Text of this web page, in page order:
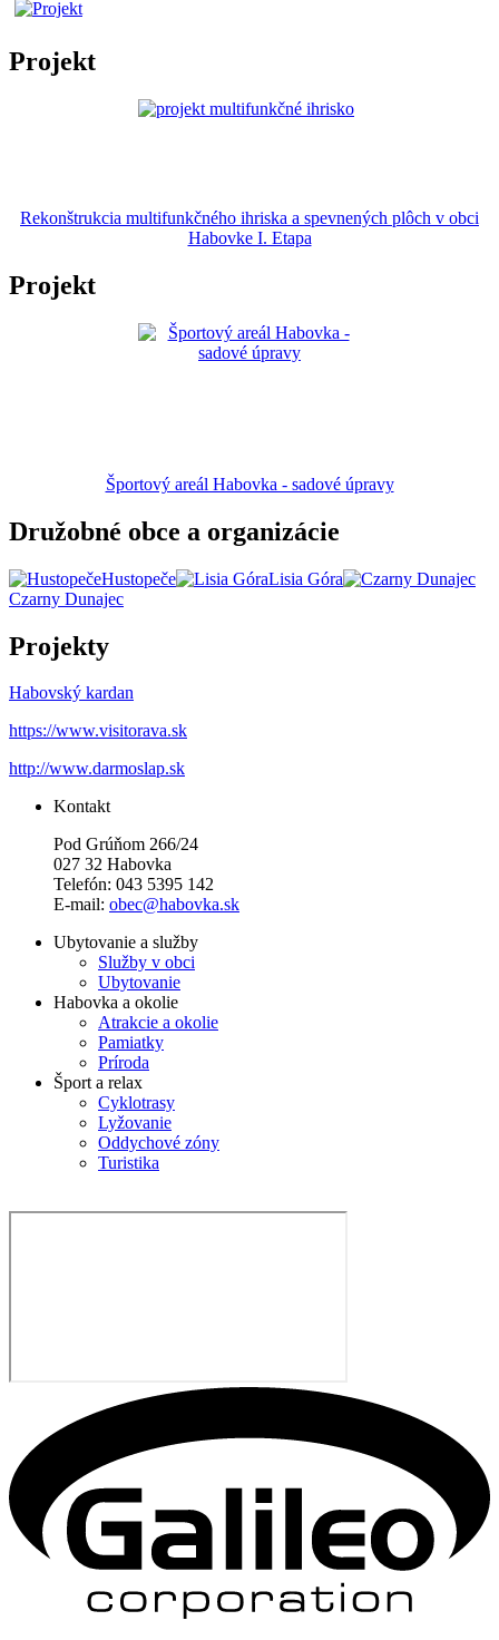
Projekt
Rekonštrukcia multifunkčného ihriska a spevnených plôch v obci
Habovke I. Etapa
Projekt
Športový areál Habovka - sadové úpravy
Družobné obce a organizácie
Hustopeče
Lisia Góra
Czarny Dunajec
Projekty
Habovský kardan
https://www.visitorava.sk
http://www.darmoslap.sk
Kontakt
Pod Grúňom 266/24
027 32 Habovka
Telefón: 043 5395 142
E-mail: obec@habovka.sk
Ubytovanie a služby
Služby v obci
Ubytovanie
Habovka a okolie
Atrakcie a okolie
Pamiatky
Príroda
Šport a relax
Cyklotrasy
Lyžovanie
Oddychové zóny
Turistika